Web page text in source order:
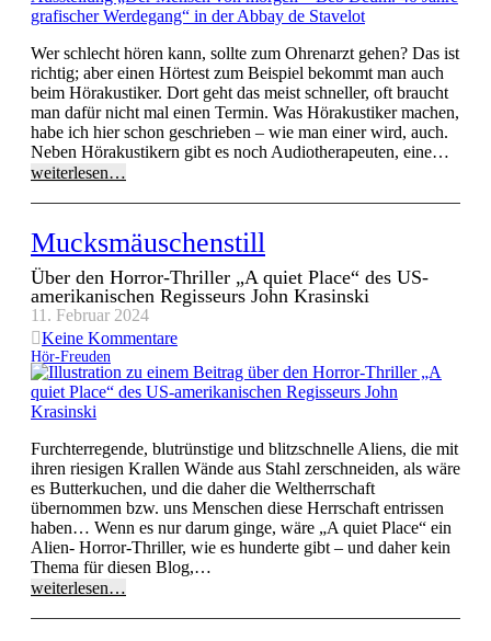
Wer schlecht hören kann, sollte zum Ohrenarzt gehen? Das ist
richtig; aber einen Hörtest zum Beispiel bekommt man auch
beim Hörakustiker. Dort geht das meist schneller, oft braucht
man dafür nicht mal einen Termin. Was Hörakustiker machen,
habe ich hier schon geschrieben – wie man einer wird, auch.
Neben Hörakustikern gibt es noch Audiotherapeuten, eine…
weiterlesen…
Mucksmäuschenstill
Über den Horror-Thriller „A quiet Place“ des US-
amerikanischen Regisseurs John Krasinski
11. Februar 2024
Keine Kommentare
Hör-Freuden
Furchterregende, blutrünstige und blitzschnelle Aliens, die mit
ihren riesigen Krallen Wände aus Stahl zerschneiden, als wäre
es Butterkuchen, und die daher die Weltherrschaft
übernommen bzw. uns Menschen diese Herrschaft entrissen
haben… Wenn es nur darum ginge, wäre „A quiet Place“ ein
Alien- Horror-Thriller, wie es hunderte gibt – und daher kein
Thema für diesen Blog,…
weiterlesen…